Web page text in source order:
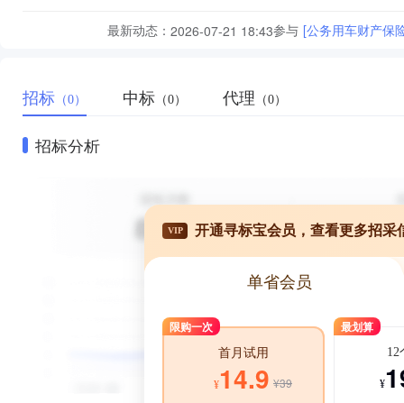
最新动态： 2026-07-21 18:43参与 [公务用车财产保
招标 （0） 中标 （0） 代理 （0）
招标分析
VIP 开通寻标宝会员，查看更多招采
单省会员
限购一次
首月试用
¥14.9 ¥39
最划算
12
¥